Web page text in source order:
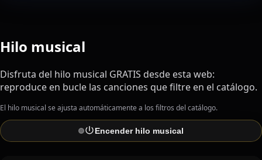
Hilo musical
Disfruta del hilo musical GRATIS desde esta web:
reproduce en bucle las canciones que filtre en el catálogo.
El hilo musical se ajusta automáticamente a los filtros del catálogo.
Encender hilo musical